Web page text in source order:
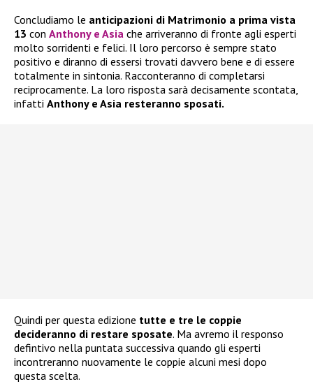
Concludiamo le anticipazioni di Matrimonio a prima vista
13 con Anthony e Asia che arriveranno di fronte agli esperti
molto sorridenti e felici. Il loro percorso è sempre stato
positivo e diranno di essersi trovati davvero bene e di essere
totalmente in sintonia. Racconteranno di completarsi
reciprocamente. La loro risposta sarà decisamente scontata,
infatti Anthony e Asia resteranno sposati.
Quindi per questa edizione tutte e tre le coppie
decideranno di restare sposate. Ma avremo il responso
defintivo nella puntata successiva quando gli esperti
incontreranno nuovamente le coppie alcuni mesi dopo
questa scelta.